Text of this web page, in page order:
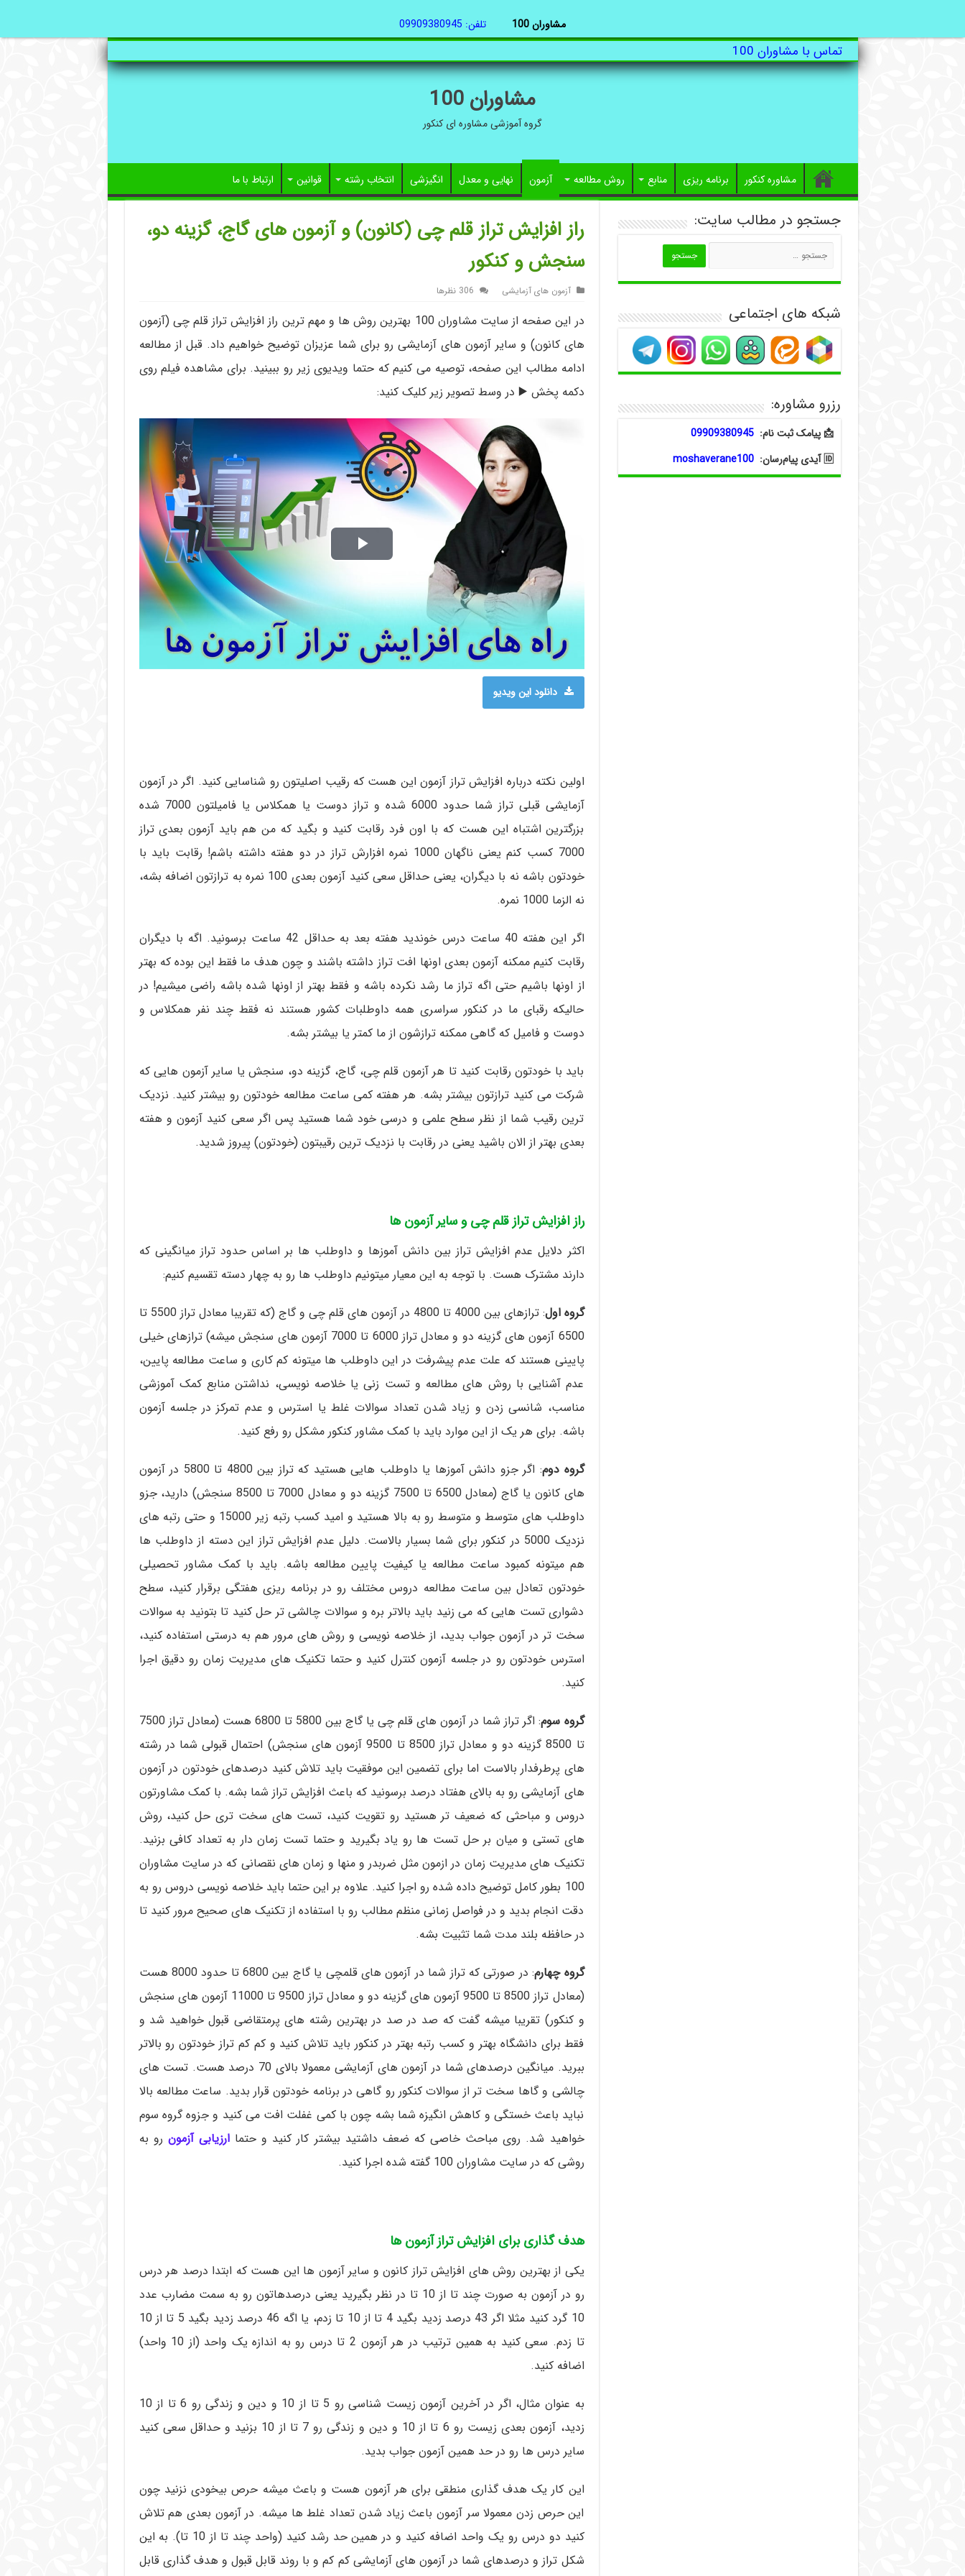
تماس با مشاوران 100
مشاوران 100
گروه آموزشی مشاوره ای کنکور
مشاوره کنکور برنامه ریزی منابع روش مطالعه آزمون نهایی و معدل انگیزشی انتخاب رشته قوانین ارتباط با ما
راز افزایش تراز قلم چی (کانون) و آزمون های گاج، گزینه دو،
سنجش و کنکور
آزمون های آزمایشی 306 نظرها
در این صفحه از سایت مشاوران 100 بهترین روش ها و مهم ترین راز افزایش تراز قلم چی (آزمون
های کانون) و سایر آزمون های آزمایشی رو برای شما عزیزان توضیح خواهیم داد. قبل از مطالعه
ادامه مطالب این صفحه، توصیه می کنیم که حتما ویدیوی زیر رو ببینید. برای مشاهده فیلم روی
دکمه پخش ▶️ در وسط تصویر زیر کلیک کنید:
P
l
a
y
e
o
دانلود این ویدیو
اولین نکته درباره افزایش تراز آزمون این هست که رقیب اصلیتون رو شناسایی کنید. اگر در آزمون
آزمایشی قبلی تراز شما حدود 6000 شده و تراز دوست یا همکلاس یا فامیلتون 7000 شده
بزرگترین اشتباه این هست که با اون فرد رقابت کنید و بگید که من هم باید آزمون بعدی تراز
7000 کسب کنم یعنی ناگهان 1000 نمره افزارش تراز در دو هفته داشته باشم! رقابت باید با
خودتون باشه نه با دیگران، یعنی حداقل سعی کنید آزمون بعدی 100 نمره به ترازتون اضافه بشه،
نه الزما 1000 نمره.
اگر این هفته 40 ساعت درس خوندید هفته بعد به حداقل 42 ساعت برسونید. اگه با دیگران
رقابت کنیم ممکنه آزمون بعدی اونها افت تراز داشته باشند و چون هدف ما فقط این بوده که بهتر
از اونها باشیم حتی اگه تراز ما رشد نکرده باشه و فقط بهتر از اونها شده باشه راضی میشیم! در
حالیکه رقبای ما در کنکور سراسری همه داوطلبات کشور هستند نه فقط چند نفر همکلاس و
دوست و فامیل که گاهی ممکنه ترازشون از ما کمتر یا بیشتر بشه.
باید با خودتون رقابت کنید تا هر آزمون قلم چی، گاج، گزینه دو، سنجش یا سایر آزمون هایی که
شرکت می کنید ترازتون بیشتر بشه. هر هفته کمی ساعت مطالعه خودتون رو بیشتر کنید. نزدیک
ترین رقیب شما از نظر سطح علمی و درسی خود شما هستید پس اگر سعی کنید آزمون و هفته
بعدی بهتر از الان باشید یعنی در رقابت با نزدیک ترین رقیبتون (خودتون) پیروز شدید.
راز افزایش تراز قلم چی و سایر آزمون ها
اکثر دلایل عدم افزایش تراز بین دانش آموزها و داوطلب ها بر اساس حدود تراز میانگینی که
دارند مشترک هست. با توجه به این معیار میتونیم داوطلب ها رو به چهار دسته تقسیم کنیم:
گروه اول
: ترازهای بین 4000 تا 4800 در آزمون های قلم چی و گاج (که تقریبا معادل تراز 5500 تا
6500 آزمون های گزینه دو و معادل تراز 6000 تا 7000 آزمون های سنجش میشه) ترازهای خیلی
پایینی هستند که علت عدم پیشرفت در این داوطلب ها میتونه کم کاری و ساعت مطالعه پایین،
عدم آشنایی با روش های مطالعه و تست زنی یا خلاصه نویسی، نداشتن منابع کمک آموزشی
مناسب، شانسی زدن و زیاد شدن تعداد سوالات غلط یا استرس و عدم تمرکز در جلسه آزمون
باشه. برای هر یک از این موارد باید با کمک مشاور کنکور مشکل رو رفع کنید.
گروه دوم
: اگر جزو دانش آموزها یا داوطلب هایی هستید که تراز بین 4800 تا 5800 در آزمون
های کانون یا گاج (معادل 6500 تا 7500 گزینه دو و معادل 7000 تا 8500 سنجش) دارید، جزو
داوطلب های متوسط و متوسط رو به بالا هستید و امید کسب رتبه زیر 15000 و حتی رتبه های
نزدیک 5000 در کنکور برای شما بسیار بالاست. دلیل عدم افزایش تراز این دسته از داوطلب ها
هم میتونه کمبود ساعت مطالعه یا کیفیت پایین مطالعه باشه. باید با کمک مشاور تحصیلی
خودتون تعادل بین ساعت مطالعه دروس مختلف رو در برنامه ریزی هفتگی برقرار کنید، سطح
دشواری تست هایی که می زنید باید بالاتر بره و سوالات چالشی تر حل کنید تا بتونید به سوالات
سخت تر در آزمون جواب بدید، از خلاصه نویسی و روش های مرور هم به درستی استفاده کنید،
استرس خودتون رو در جلسه آزمون کنترل کنید و حتما تکنیک های مدیریت زمان رو دقیق اجرا
کنید.
گروه سوم
: اگر تراز شما در آزمون های قلم چی یا گاج بین 5800 تا 6800 هست (معادل تراز 7500
تا 8500 گزینه دو و معادل تراز 8500 تا 9500 آزمون های سنجش) احتمال قبولی شما در رشته
های پرطرفدار بالاست اما برای تضمین این موفقیت باید تلاش کنید درصدهای خودتون در آزمون
های آزمایشی رو به بالای هفتاد درصد برسونید که باعث افزایش تراز شما بشه. با کمک مشاورتون
دروس و مباحثی که ضعیف تر هستید رو تقویت کنید، تست های سخت تری حل کنید، روش
های تستی و میان بر حل تست ها رو یاد بگیرید و حتما تست زمان دار به تعداد کافی بزنید.
تکنیک های مدیریت زمان در ازمون مثل ضربدر و منها و زمان های نقصانی که در سایت مشاوران
100 بطور کامل توضیح داده شده رو اجرا کنید. علاوه بر این حتما باید خلاصه نویسی دروس رو به
دقت انجام بدید و در فواصل زمانی منظم مطالب رو با استفاده از تکنیک های صحیح مرور کنید تا
در حافظه بلند مدت شما تثبیت بشه.
گروه چهارم
: در صورتی که تراز شما در آزمون های قلمچی یا گاج بین 6800 تا حدود 8000 هست
(معادل تراز 8500 تا 9500 آزمون های گزینه دو و معادل تراز 9500 تا 11000 آزمون های سنجش
و کنکور) تقریبا میشه گفت که صد در صد در بهترین رشته های پرمتقاضی قبول خواهید شد و
فقط برای دانشگاه بهتر و کسب رتبه بهتر در کنکور باید تلاش کنید و کم کم تراز خودتون رو بالاتر
ببرید. میانگین درصدهای شما در آزمون های آزمایشی معمولا بالای 70 درصد هست. تست های
چالشی و گاها سخت تر از سوالات کنکور رو گاهی در برنامه خودتون قرار بدید. ساعت مطالعه بالا
نباید باعث خستگی و کاهش انگیزه شما بشه چون با کمی غفلت افت می کنید و جزوه گروه سوم
خواهید شد. روی مباحث خاصی که ضعف داشتید بیشتر کار کنید و حتماارزیابی آزمون رو به
روشی که در سایت مشاوران 100 گفته شده اجرا کنید.
هدف گذاری برای افزایش تراز آزمون ها
یکی از بهترین روش های افزایش تراز کانون و سایر آزمون ها این هست که ابتدا درصد هر درس
رو در آزمون به صورت چند تا از 10 تا در نظر بگیرید یعنی درصدهاتون رو به سمت مضارب عدد
10 گرد کنید مثلا اگر 43 درصد زدید بگید 4 تا از 10 تا زدم، یا اگه 46 درصد زدید بگید 5 تا از 10
تا زدم. سعی کنید به همین ترتیب در هر آزمون 2 تا درس رو به اندازه یک واحد (از 10 واحد)
اضافه کنید.
به عنوان مثال، اگر در آخرین آزمون زیست شناسی رو 5 تا از 10 و دین و زندگی رو 6 تا از 10
زدید، آزمون بعدی زیست رو 6 تا از 10 و دین و زندگی رو 7 تا از 10 بزنید و حداقل سعی کنید
سایر درس ها رو در حد همین آزمون جواب بدید.
این کار یک هدف گذاری منطقی برای هر آزمون هست و باعث میشه حرص بیخودی نزنید چون
این حرص زدن معمولا سر آزمون باعث زیاد شدن تعداد غلط ها میشه. در آزمون بعدی هم تلاش
کنید دو درس رو یک واحد اضافه کنید و در همین حد رشد کنید (واحد چند تا از 10 تا). به این
شکل تراز و درصدهای شما در آزمون های آزمایشی کم کم و با روند قابل قبول و هدف گذاری قابل
جستجو در مطالب سایت:
شبکه های اجتماعی
رزرو مشاوره:
📩 پیامک ثبت نام:09909380945
🆔 آیدی پیام‌رسان:
moshaverane100
مشاوران 100 تلفن: 09909380945